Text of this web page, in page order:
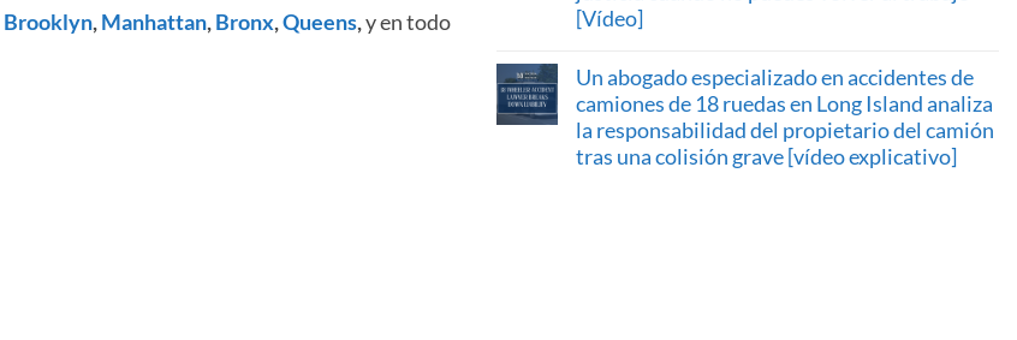
Brooklyn,Manhattan,Bronx,Queens,y en todo
[Vídeo]
Un abogado especializado en accidentes de
camiones de 18 ruedas en Long Island analiza
la responsabilidad del propietario del camión
tras una colisión grave [vídeo explicativo]